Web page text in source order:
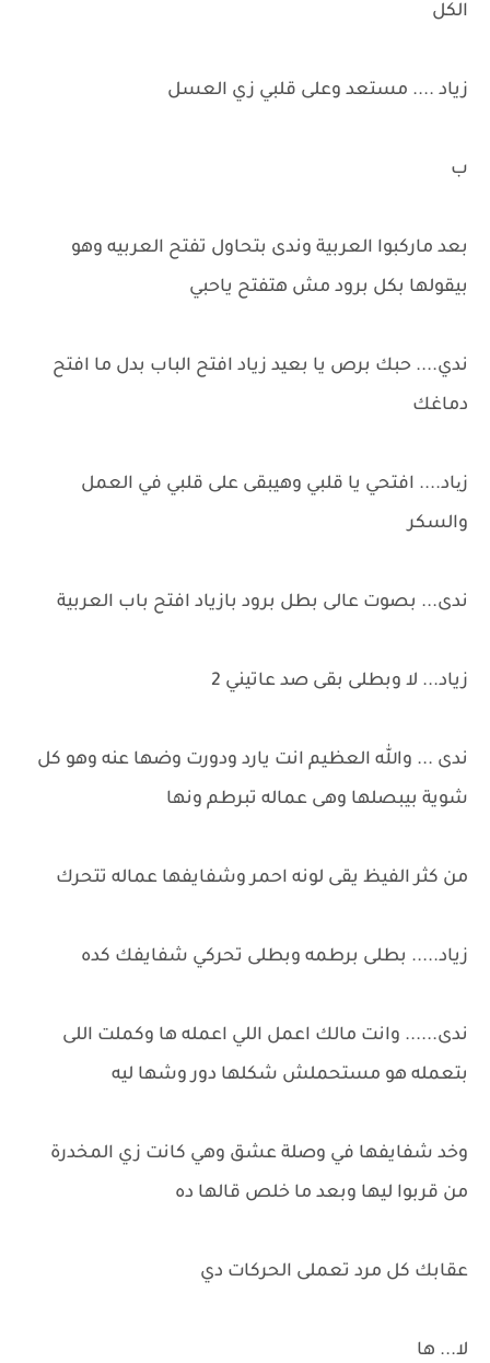
الكل
زياد .... مستعد وعلى قلبي زي العسل
ب
بعد ماركبوا العربية وندى بتحاول تفتح العربيه وهو
بيقولها بكل برود مش هتفتح ياحبي
ندي.... حبك برص يا بعيد زياد افتح الباب بدل ما افتح
دماغك
زیاد.... افتحي يا قلبي وهيبقى على قلبي في العمل
والسكر
ندى... بصوت عالى بطل برود بازياد افتح باب العربية
زياد... لا وبطلى بقى صد عاتيني 2
ندى ... والله العظيم انت يارد ودورت وضها عنه وهو كل
شوية بيبصلها وهى عماله تبرطم ونها
من كثر الفيظ يقى لونه احمر وشفايفها عماله تتحرك
زياد..... بطلى برطمه وبطلى تحركي شفايفك كده
ندى...... وانت مالك اعمل اللي اعمله ها وكملت اللى
بتعمله هو مستحملش شكلها دور وشها ليه
وخد شفايفها في وصلة عشق وهي كانت زي المخدرة
من قربوا ليها وبعد ما خلص قالها ده
عقابك كل مرد تعملى الحركات دي
لا... ها